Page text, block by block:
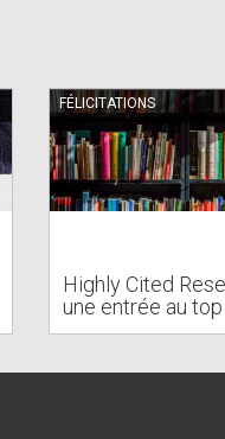
FÉLICITATIONS
Highly Cited
une entrée au top